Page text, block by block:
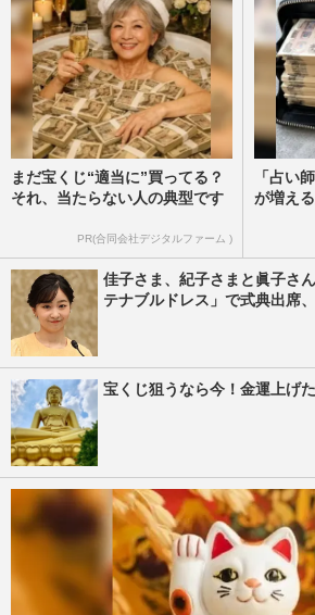
まだ宝くじ“適当に”買ってる？
それ、当たらない人の典型です
PR(合同会社デジタルファーム )
「占い
が増え
佳子さま、紀子さまと眞子さ
テナブルドレス」で式典出席
宝くじ狙うなら今！金運上げ